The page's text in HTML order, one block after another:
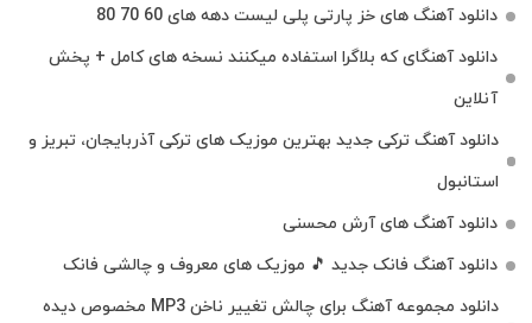
دانلود آهنگ های خز پارتی پلی لیست دهه های 60 70 80
دانلود آهنگای که بلاگرا استفاده میکنند نسخه های کامل + پخش
آنلاین
دانلود آهنگ ترکی جدید بهترین موزیک‌ های ترکی آذربایجان، تبریز و
استانبول
دانلود آهنگ های آرش محسنی
دانلود آهنگ فانک جدید 🎵 موزیک‌ های معروف و چالشی فانک
دانلود مجموعه آهنگ برای چالش تغییر ناخن MP3 مخصوص دیده